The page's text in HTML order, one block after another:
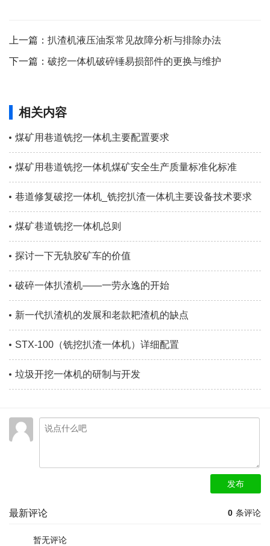
上一篇： 扒渣机液压油泵常见故障分析与排除办法
下一篇： 破挖一体机破碎锤易损部件的更换与维护
相关内容
煤矿用巷道铣挖一体机主要配置要求
煤矿用巷道铣挖一体机煤矿安全生产质量标准化标准
巷道修复破挖一体机_铣挖扒渣一体机主要设备技术要求
煤矿巷道铣挖一体机总则
探讨一下无轨胶矿车的价值
破碎一体扒渣机——一劳永逸的开始
新一代扒渣机的发展和老款耙渣机的缺点
STX-100（铣挖扒渣一体机）详细配置
垃圾开挖一体机的研制与开发
发布
0 条评论
最新评论
暂无评论